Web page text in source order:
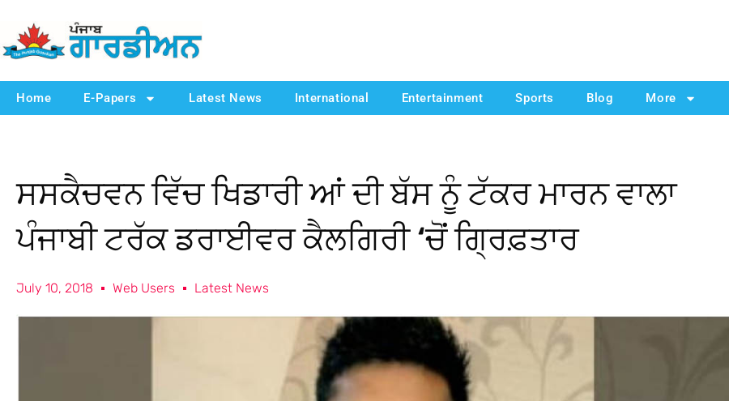
Home E-Papers Latest News International Entertainment Sports Blog More
ਸਸਕੈਚਵਨ ਵਿੱਚ ਖਿਡਾਰੀ ਆਂ ਦੀ ਬੱਸ ਨੂੰ ਟੱਕਰ ਮਾਰਨ ਵਾਲਾ
ਪੰਜਾਬੀ ਟਰੱਕ ਡਰਾਈਵਰ ਕੈਲਗਿਰੀ ‘ਚੋਂ ਗ੍ਰਿਫ਼ਤਾਰ
July 10, 2018 Web Users Latest News